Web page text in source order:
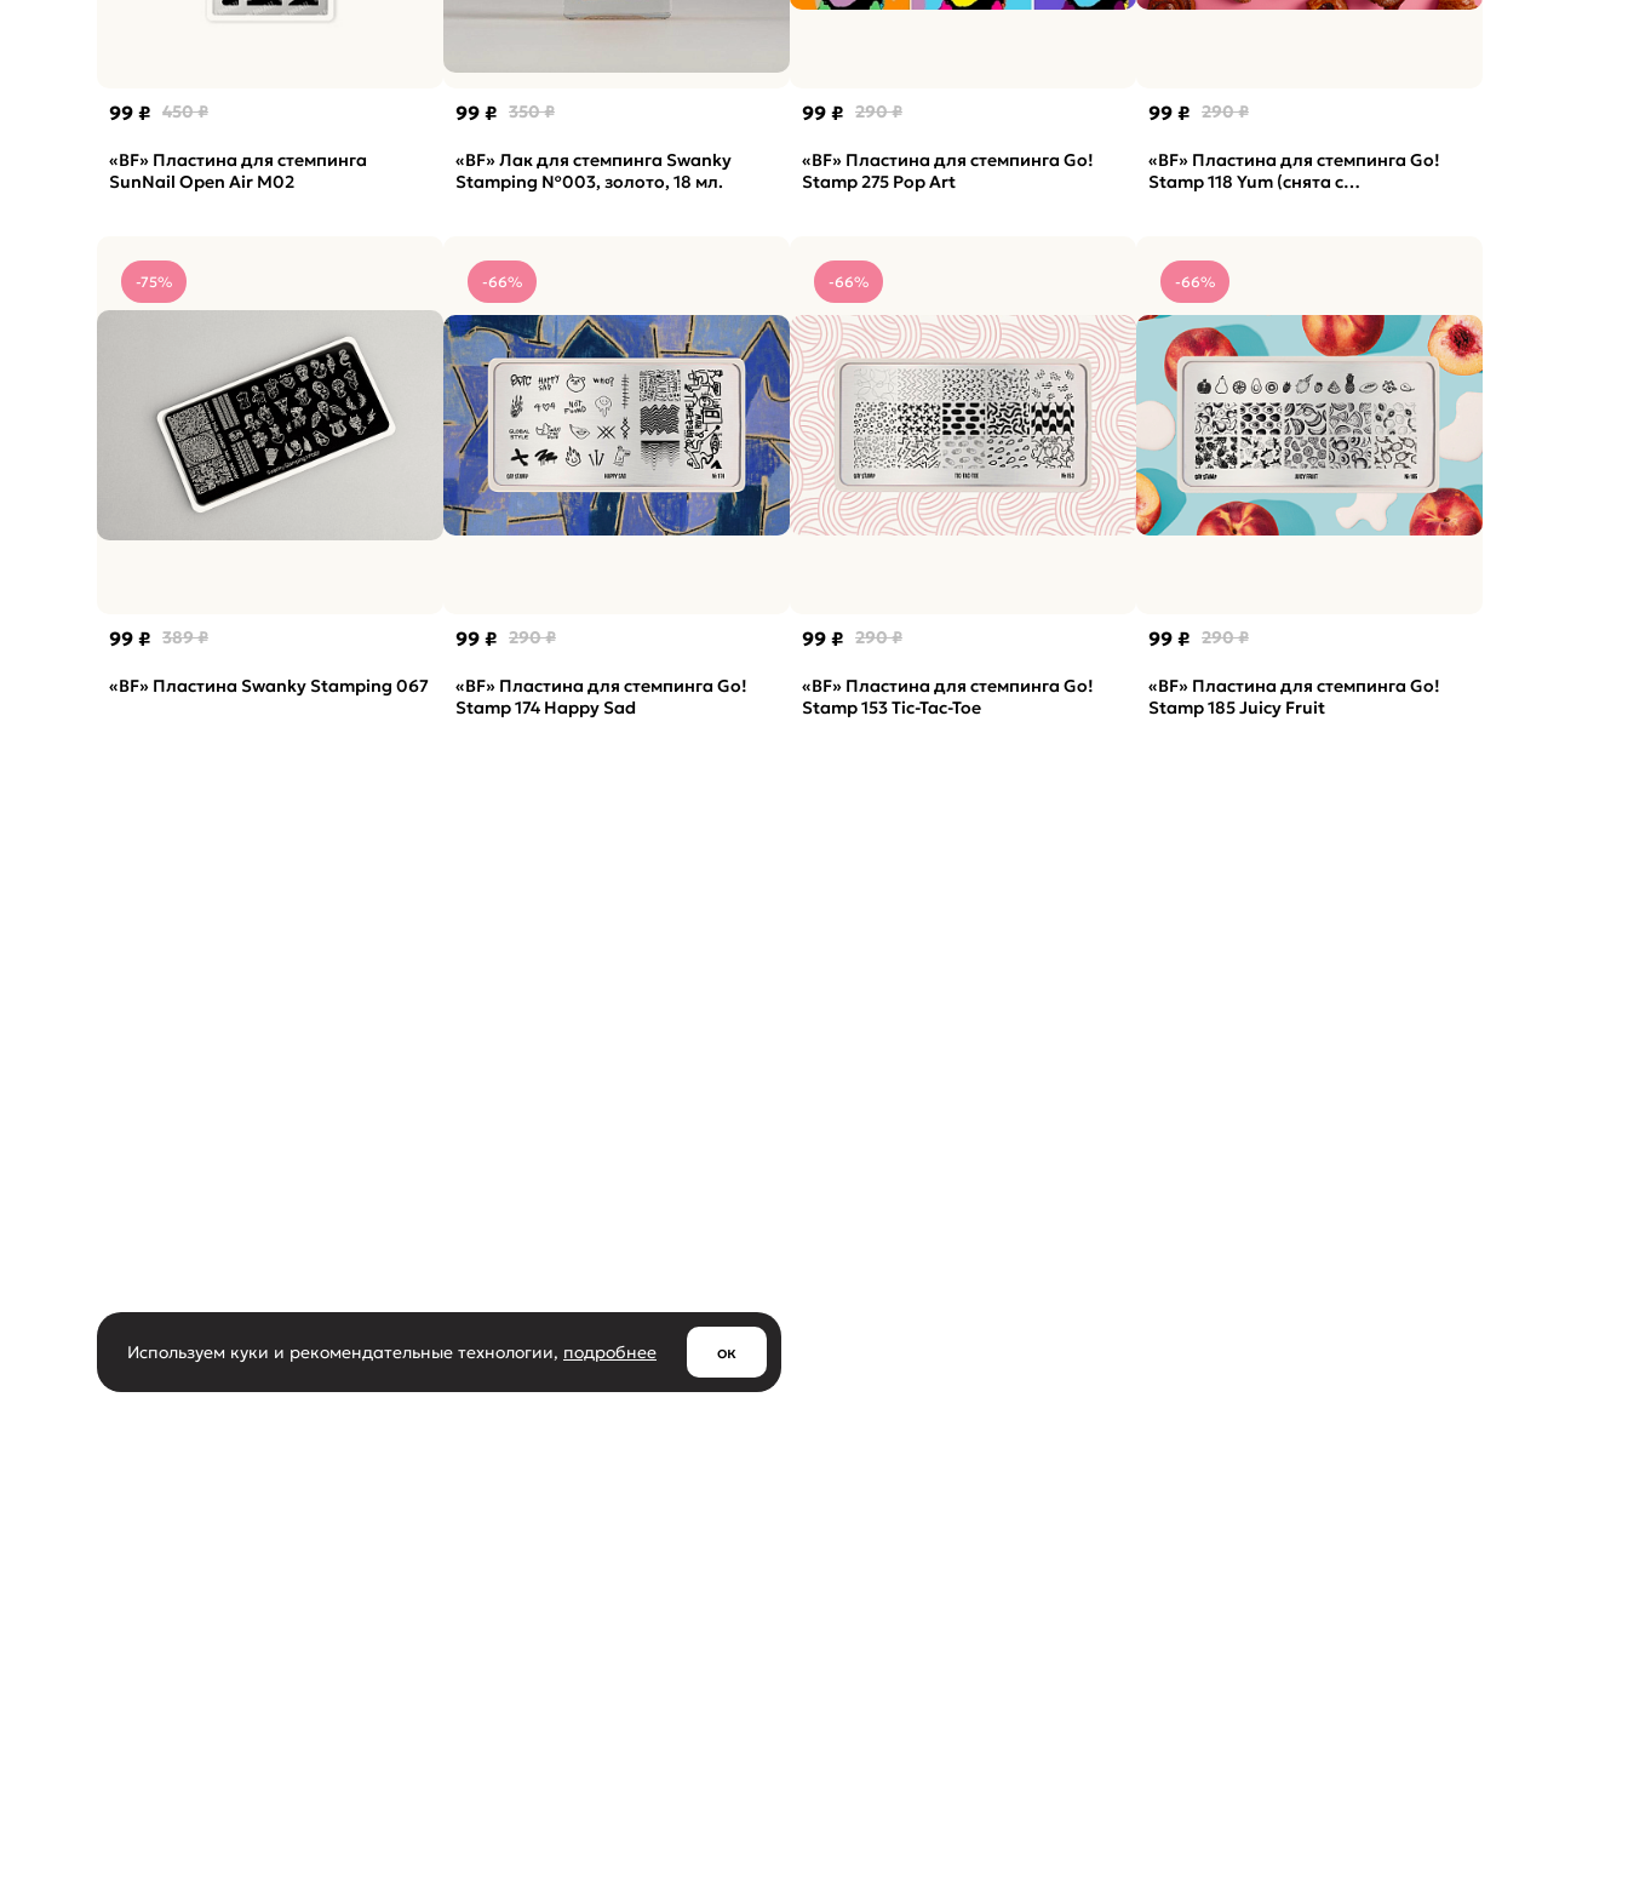
Используем куки и рекомендательные технологии, подробнее ок
99 ₽ 450 ₽
«BF» Пластина для стемпинга
SunNail Open Air M02
99 ₽ 350 ₽
«BF» Лак для стемпинга Swanky
Stamping №003, золото, 18 мл.
99 ₽ 290 ₽
«BF» Пластина для стемпинга Go!
Stamp 275 Pop Art
99 ₽ 290 ₽
«BF» Пластина для стемпинга Go!
Stamp 118 Yum (снята с
-75%
99 ₽ 389 ₽
«BF» Пластина Swanky Stamping 067
-66%
99 ₽ 290 ₽
«BF» Пластина для стемпинга Go!
Stamp 174 Happy Sad
-66%
99 ₽ 290 ₽
«BF» Пластина для стемпинга Go!
Stamp 153 Tic-Tac-Toe
-66%
99 ₽ 290 ₽
«BF» Пластина для стемпинга Go!
Stamp 185 Juicy Fruit